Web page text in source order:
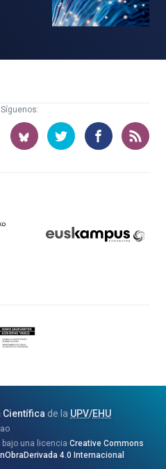
Síguenos:
Científica de la UPV/EHU
bajo una licencia Creative Commons
4.0 Internacional